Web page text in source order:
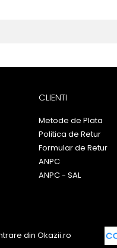
CLIENTI
Metode de Plata
Politica de Retur
Formular de Retur
ANPC
ANPC - SAL